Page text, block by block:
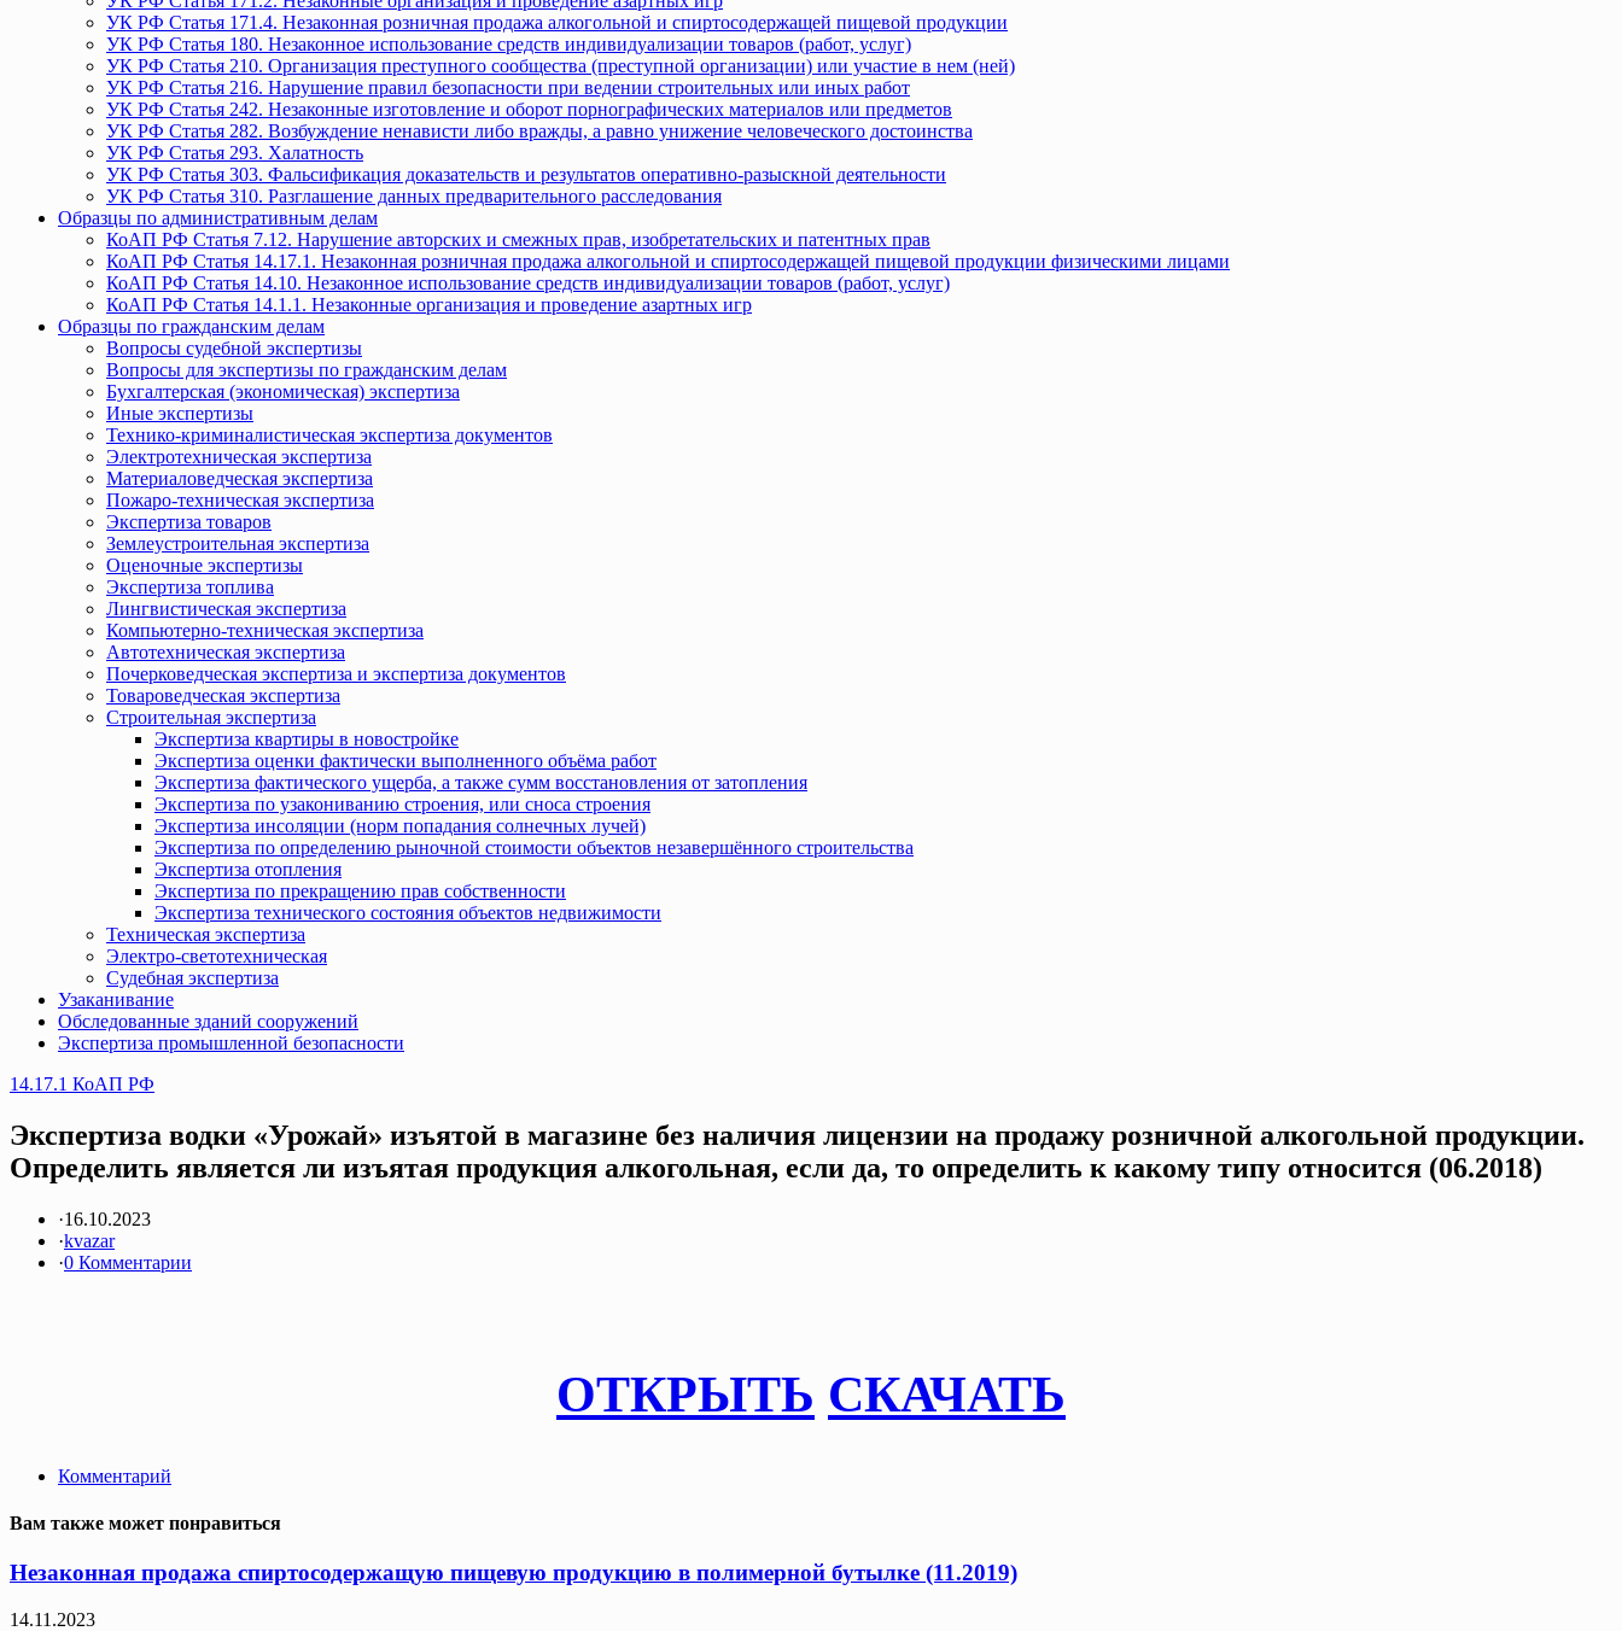
УК РФ Статья 171.4. Незаконная розничная продажа алкогольной и спиртосодержащей пищевой продукции
УК РФ Статья 180. Незаконное использование средств индивидуализации товаров (работ, услуг)
УК РФ Статья 210. Организация преступного сообщества (преступной организации) или участие в нем (ней)
УК РФ Статья 216. Нарушение правил безопасности при ведении строительных или иных работ
УК РФ Статья 242. Незаконные изготовление и оборот порнографических материалов или предметов
УК РФ Статья 282. Возбуждение ненависти либо вражды, а равно унижение человеческого достоинства
УК РФ Статья 293. Халатность
УК РФ Статья 303. Фальсификация доказательств и результатов оперативно-разыскной деятельности
УК РФ Статья 310. Разглашение данных предварительного расследования
Образцы по административным делам
КоАП РФ Статья 7.12. Нарушение авторских и смежных прав, изобретательских и патентных прав
КоАП РФ Статья 14.17.1. Незаконная розничная продажа алкогольной и спиртосодержащей пищевой продукции физическими лицами
КоАП РФ Статья 14.10. Незаконное использование средств индивидуализации товаров (работ, услуг)
КоАП РФ Статья 14.1.1. Незаконные организация и проведение азартных игр
Образцы по гражданским делам
Вопросы судебной экспертизы
Вопросы для экспертизы по гражданским делам
Бухгалтерская (экономическая) экспертиза
Иные экспертизы
Технико-криминалистическая экспертиза документов
Электротехническая экспертиза
Материаловедческая экспертиза
Пожаро-техническая экспертиза
Экспертиза товаров
Землеустроительная экспертиза
Оценочные экспертизы
Экспертиза топлива
Лингвистическая экспертиза
Компьютерно-техническая экспертиза
Автотехническая экспертиза
Почерковедческая экспертиза и экспертиза документов
Товароведческая экспертиза
Строительная экспертиза
Экспертиза квартиры в новостройке
Экспертиза оценки фактически выполненного объёма работ
Экспертиза фактического ущерба, а также сумм восстановления от затопления
Экспертиза по узакониванию строения, или сноса строения
Экспертиза инсоляции (норм попадания солнечных лучей)
Экспертиза по определению рыночной стоимости объектов незавершённого строительства
Экспертиза отопления
Экспертиза по прекращению прав собственности
Экспертиза технического состояния объектов недвижимости
Техническая экспертиза
Электро-светотехническая
Судебная экспертиза
Узаканивание
Обследованные зданий сооружений
Экспертиза промышленной безопасности
14.17.1 КоАП РФ
Экспертиза водки «Урожай» изъятой в магазине без наличия лицензии на продажу розничной алкогольной продукции.
Определить является ли изъятая продукция алкогольная, если да, то определить к какому типу относится (06.2018)
·16.10.2023
·kvazar
·0 Комментарии
ОТКРЫТЬ СКАЧАТЬ
Комментарий
Вам также может понравиться
Незаконная продажа спиртосодержащую пищевую продукцию в полимерной бутылке (11.2019)
14.11.2023